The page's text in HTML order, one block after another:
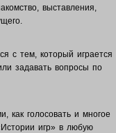
выставления,
с тем, который играется
задавать вопросы по
как голосовать и многое
игр» в любую